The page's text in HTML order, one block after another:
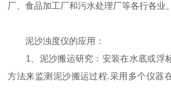
厂、食品加工厂和污水处理厂等各行各业。
泥沙浊度仪的应用：
1、泥沙搬运研究：安装在水底或浮
方法来监测泥沙搬运过程.采用多个仪器